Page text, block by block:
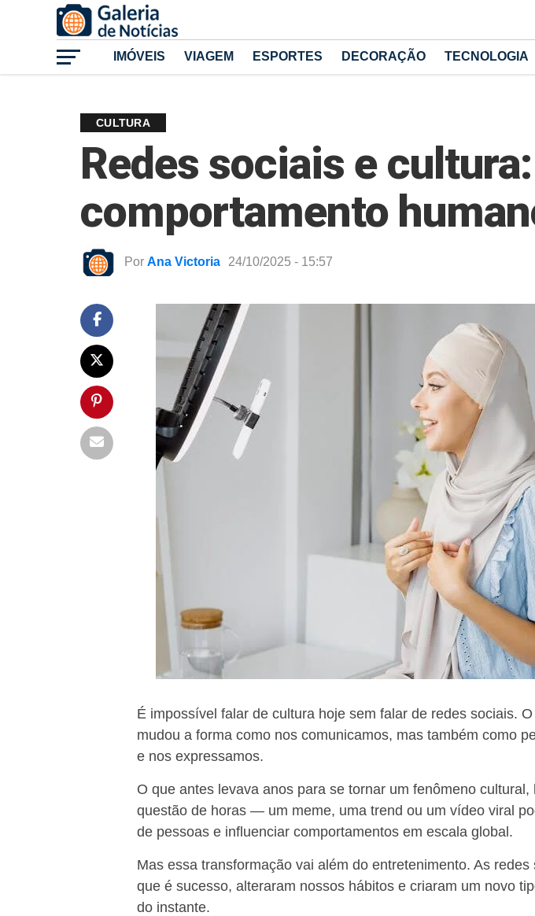
IMÓVEIS VIAGEM ESPORTES DECORAÇÃO TECNOLOGIA
CULTURA
Redes sociais e
comportamento
Por Ana Victoria 24/10/2025 - 15:57
É impossível falar de cultura hoje sem falar de redes sociais.
mudou a forma como nos comunicamos, mas também como
e nos expressamos.
O que antes levava anos para se tornar um fenômeno cultural,
questão de horas — um meme, uma trend ou um vídeo viral
de pessoas e influenciar comportamentos em escala global.
Mas essa transformação vai além do entretenimento. As
que é sucesso, alteraram nossos hábitos e criaram um novo
do instante.